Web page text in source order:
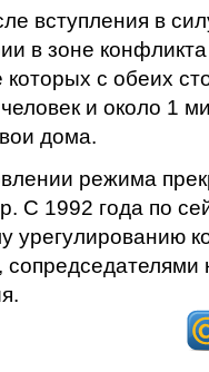
вступления в
в зоне
которых с обеих
и около 1
дома.
режима
С 1992 года по
урегулированию